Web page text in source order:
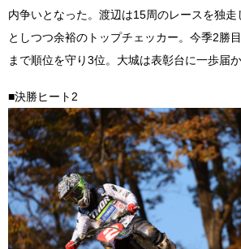
内争いとなった。渡辺は15周のレースを独
としつつ余裕のトップチェッカー。今季2勝
まで順位を守り3位。大城は表彰台に一歩届
■決勝ヒート2